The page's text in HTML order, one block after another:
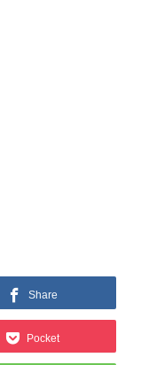
Share
Pocket